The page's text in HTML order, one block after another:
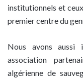
institutionnels et
premier centre du
Nous avons aussi
association
algérienne de